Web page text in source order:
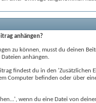
anhängen?
zu können, musst du deinen
anhängen.
findest du in den
Computer befinden oder über
wenn du eine Datei von